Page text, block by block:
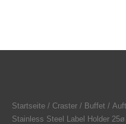
Startseite / Craster / Buffet /
Stainless Steel Label Holder